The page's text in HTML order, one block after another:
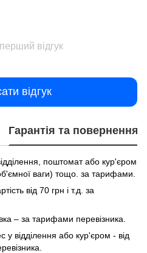
відгук
відгук
Гарантія та повернення
поштомат або кур'єром
ваги) тощо. за тарифами.
від 70 грн і т.д. за
– за тарифами перевізника.
відділення або кур'єром - від